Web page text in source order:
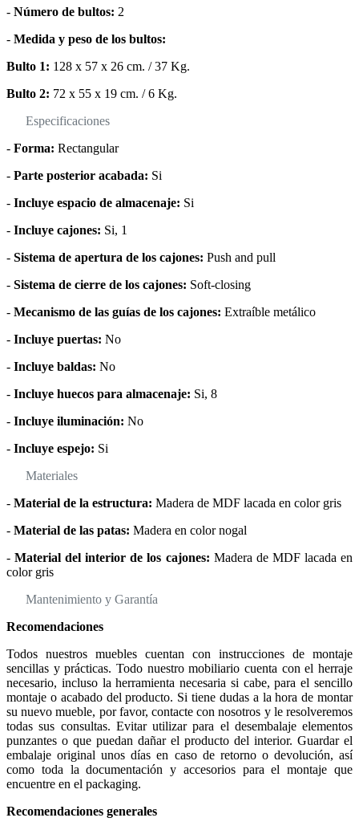
- Número de bultos: 2
- Medida y peso de los bultos:
Bulto 1: 128 x 57 x 26 cm. / 37 Kg.
Bulto 2: 72 x 55 x 19 cm. / 6 Kg.
Especificaciones
- Forma: Rectangular
- Parte posterior acabada: Si
- Incluye espacio de almacenaje: Si
- Incluye cajones: Si, 1
- Sistema de apertura de los cajones: Push and pull
- Sistema de cierre de los cajones: Soft-closing
- Mecanismo de las guías de los cajones: Extraíble metálico
- Incluye puertas: No
- Incluye baldas: No
- Incluye huecos para almacenaje: Si, 8
- Incluye iluminación: No
- Incluye espejo: Si
Materiales
- Material de la estructura: Madera de MDF lacada en color gris
- Material de las patas: Madera en color nogal
- Material del interior de los cajones: Madera de MDF lacada en
color gris
Mantenimiento y Garantía
Recomendaciones
Todos nuestros muebles cuentan con instrucciones de montaje
sencillas y prácticas. Todo nuestro mobiliario cuenta con el herraje
necesario, incluso la herramienta necesaria si cabe, para el sencillo
montaje o acabado del producto. Si tiene dudas a la hora de montar
su nuevo mueble, por favor, contacte con nosotros y le resolveremos
todas sus consultas. Evitar utilizar para el desembalaje elementos
punzantes o que puedan dañar el producto del interior. Guardar el
embalaje original unos días en caso de retorno o devolución, así
como toda la documentación y accesorios para el montaje que
encuentre en el packaging.
Recomendaciones generales